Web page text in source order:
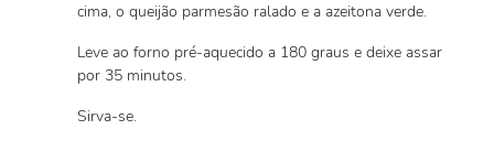
cima, o queijão parmesão ralado e a azeitona verde.
Leve ao forno pré-aquecido a 180 graus e deixe assar
por 35 minutos.
Sirva-se.